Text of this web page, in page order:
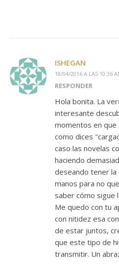
ISHEGAN
18/04/2016 A LAS 10:36
RESPONDER
Hola bonita. La
interesante
momentos en
como dices
caso las novelas
haciendo
deseando tener la
manos para no
saber cómo sigue
Me quedo con tu
con nitidez esa
de estar juntos,
que este tipo de
transmitir. Un